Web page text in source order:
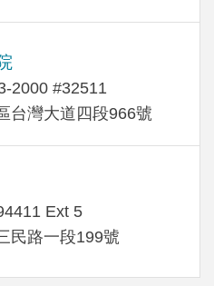
2000 #32511
台灣大道四段966號
Ext 5
民路一段199號